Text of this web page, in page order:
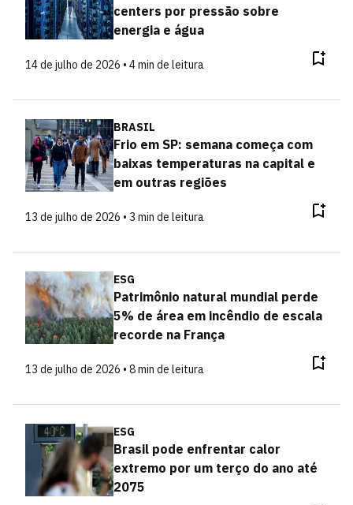
centers por pressão sobre
energia e água
14 de julho de 2026 • 4 min de leitura
BRASIL
Frio em SP: semana começa com
baixas temperaturas na capital e
em outras regiões
13 de julho de 2026 • 3 min de leitura
ESG
Patrimônio natural mundial perde
5% de área em incêndio de escala
recorde na França
13 de julho de 2026 • 8 min de leitura
ESG
Brasil pode enfrentar calor
extremo por um terço do ano até
2075